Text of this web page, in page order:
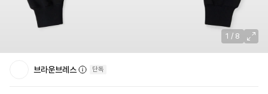
1 / 8
브라운브레스 단독